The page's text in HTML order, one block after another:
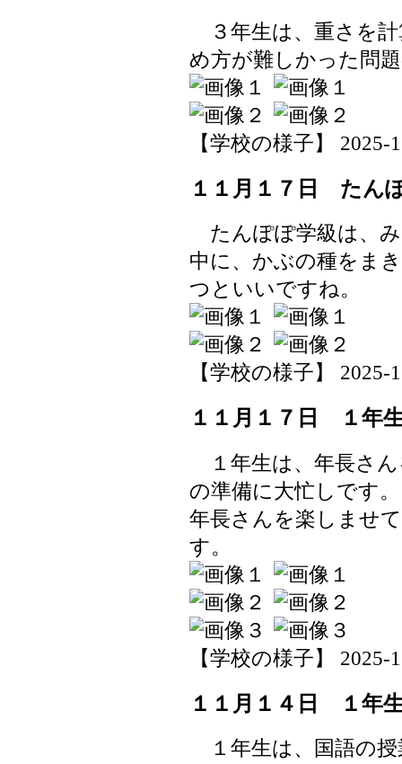
３年生は、重さを計
め方が難しかった問
【学校の様子】 2025-
１１月１７日 たん
たんぽぽ学級は、
中に、かぶの種をま
つといいですね。
【学校の様子】 2025-
１１月１７日 １年
１年生は、年長さ
の準備に大忙しです
年長さんを楽しませ
す。
【学校の様子】 2025-
１１月１４日 １年
１年生は、国語の授